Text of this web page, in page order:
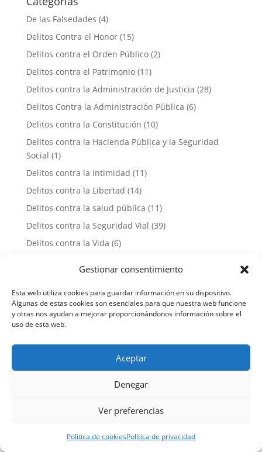
Gestionar consentimiento
Esta web utiliza cookies para guardar información en su dispositivo.
Algunas de estas cookies son esenciales para que nuestra web funcione
y otras nos ayudan a mejorar proporcionándonos información sobre el
uso de esta web.
Aceptar
Denegar
Ver preferencias
Política de cookiesPolítica de privacidad
De las Falsedades (4)
Delitos Contra el Honor(15)
Delitos contra el Orden Público(2)
Delitos contra el Patrimonio(11)
Delitos contra la Administración de Justicia (28)
Delitos Contra la Administración Pública (6)
Delitos contra la Constitución (10)
Delitos contra la Hacienda Pública y la Seguridad
Social (1)
Delitos contra la Intimidad (11)
Delitos contra la Libertad (14)
Delitos contra la salud pública (11)
Delitos contra la Seguridad Vial (39)
Delitos contra la Vida (6)
Delitos de Lesiones(46)
Delitos Económicos(15)
Delitos Informáticos
Delitos Sexuales(731)
(88)